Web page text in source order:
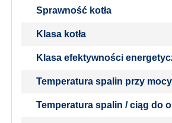
Sprawność kotła
Klasa kotła
Klasa efektywności
Temperatura spalin przy
Temperatura spalin / ciąg do